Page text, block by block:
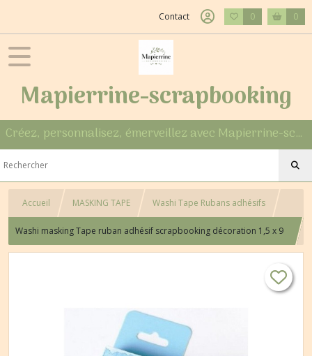
Contact 0 0
Mapierrine-scrapbooking
Créez, personnalisez, émerveillez avec Mapierrine-scrapbooking
Accueil MASKING TAPE Washi Tape Rubans adhésifs
Washi masking Tape ruban adhésif scrapbooking décoration 1,5 x 9